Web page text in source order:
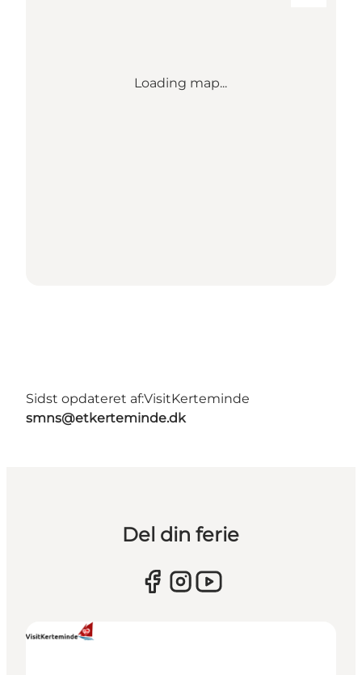
Loading map...
Sidst opdateret af:VisitKerteminde
smns@etkerteminde.dk
Del din ferie